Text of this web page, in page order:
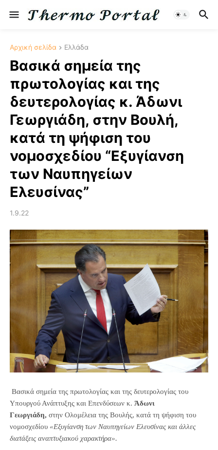
Αρχική σελίδα Ελλάδα
Βασικά σημεία της
πρωτολογίας και της
δευτερολογίας κ. Άδωνι
Γεωργιάδη, στην Βουλή,
κατά τη ψήφιση του
νομοσχεδίου “Εξυγίανση
των Ναυπηγείων
Ελευσίνας”
1.9.22
Βασικά σημεία της πρωτολογίας και της δευτερολογίας του
Υπουργού Ανάπτυξης και Επενδύσεων κ. Άδωνι
Γεωργιάδη, στην Ολομέλεια της Βουλής, κατά τη ψήφιση του
νομοσχεδίου «Εξυγίανση των Ναυπηγείων Ελευσίνας και άλλες
διατάξεις αναπτυξιακού χαρακτήρα».